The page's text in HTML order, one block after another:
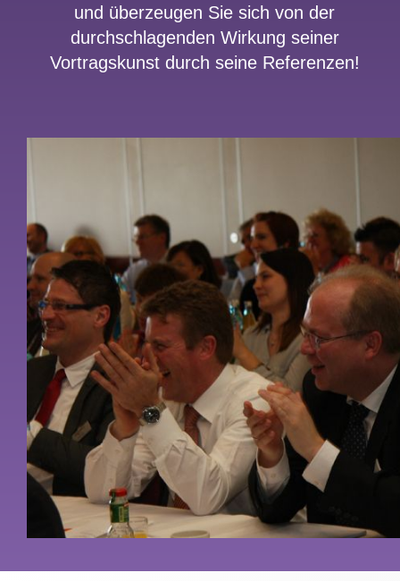
und überzeugen Sie sich von der
durchschlagenden Wirkung seiner
Vortragskunst durch seine Referenzen!